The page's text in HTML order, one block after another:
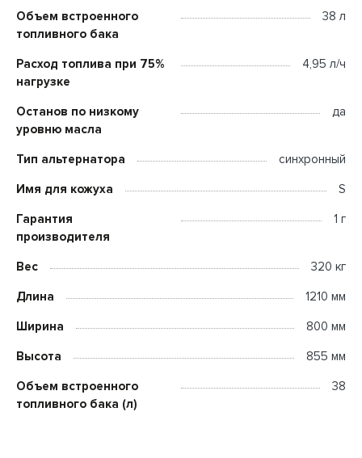
Объем встроенного
топливного бака
38 л
Расход топлива при 75%
нагрузке
4,95 л/ч
Останов по низкому
уровню масла
да
Тип альтернатора синхронный
Имя для кожуха S
Гарантия
производителя
1 г
Вес 320 кг
Длина 1210 мм
Ширина 800 мм
Высота 855 мм
Объем встроенного
топливного бака (л)
38